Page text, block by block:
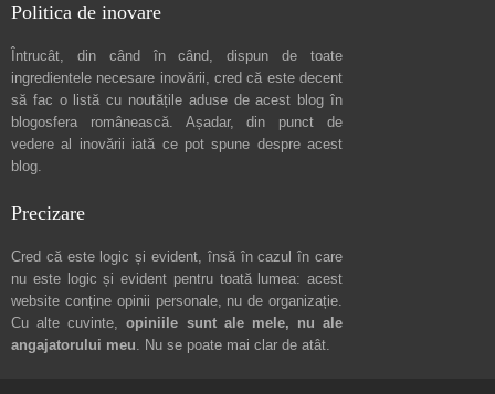
Politica de inovare
Întrucât, din când în când, dispun de toate
ingredientele necesare inovării, cred că este decent
să fac o listă cu noutățile aduse de acest blog în
blogosfera românească. Așadar, din punct de
vedere al inovării iată ce pot spune despre acest
blog.
Precizare
Cred că este logic și evident, însă în cazul în care
nu este logic și evident pentru toată lumea: acest
website conține opinii personale, nu de organizație.
Cu alte cuvinte,opiniile sunt ale mele, nu ale
angajatorului meu. Nu se poate mai clar de atât.